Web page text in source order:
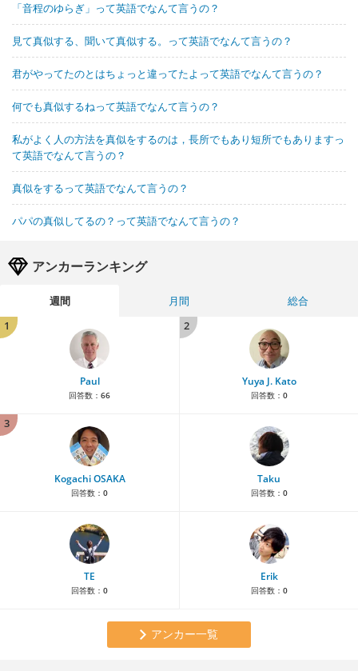
「音程のゆらぎ」って英語でなんて言うの？
見て真似する、聞いて真似する。って英語でなんて言うの？
君がやってたのとはちょっと違ってたよって英語でなんて言うの？
何でも真似するねって英語でなんて言うの？
私がよく人の方法を真似をするのは，長所でもあり短所でもありますっ
て英語でなんて言うの？
真似をするって英語でなんて言うの？
パパの真似してるの？って英語でなんて言うの？
アンカーランキング
週間 月間
総合
1
Paul
回答数： 66
2
Yuya J. Kato
回答数： 0
3
Kogachi OSAKA
回答数： 0
Taku
回答数： 0
TE
回答数： 0
Erik
回答数： 0
アンカー一覧